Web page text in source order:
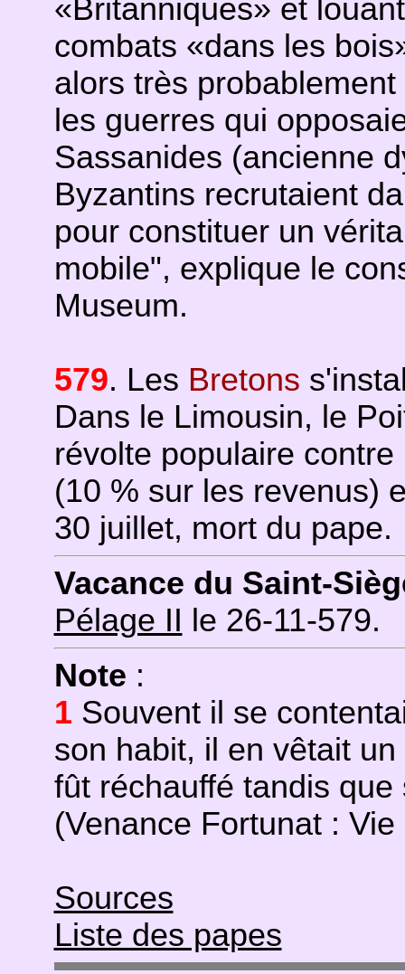
«Britanniques» et
combats «dans les
alors très
les guerres qui
Sassanides (ancienne
Byzantins recrutaient
pour constituer un
mobile", explique le
Museum.
579. Les Bretons
Dans le Limousin, le
révolte populaire
(10 % sur les revenus)
30 juillet, mort du pape.
Vacance du Saint-
Pélage II le 26-11-579.
Note :
1 Souvent il se
son habit, il en vêtait
fût réchauffé tandis
(Venance Fortunat :
Sources
Liste des papes